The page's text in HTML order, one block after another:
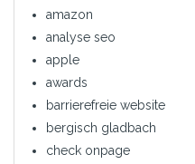
amazon
analyse seo
apple
awards
barrierefreie website
bergisch gladbach
check onpage